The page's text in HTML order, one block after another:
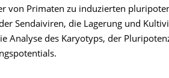
von Primaten zu induzierten
Sendaiviren, die Lagerung und
Analyse des Karyotyps, der